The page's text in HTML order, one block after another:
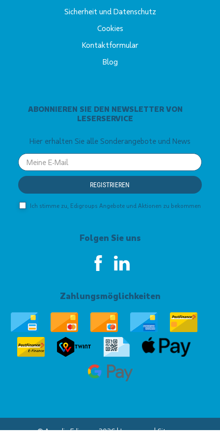
ABONNIEREN SIE DEN NEWSLETTER VON
LESERSERVICE
Hier erhalten Sie alle Sonderangebote und News
Your
email
REGISTRIEREN
Ich stimme zu, Edigroups Angebote und Aktionen zu bekommen
Sicherheit und Datenschutz
Cookies
Kontaktformular
Blog
Folgen Sie uns
Zahlungsmöglichkeiten
© Asendia Edigroup 2026 |Impressum|Sitemap